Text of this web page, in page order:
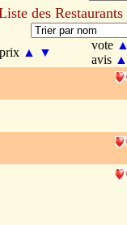
des Restaurants
prix ▲ ▼
vote ▲
avis ▲